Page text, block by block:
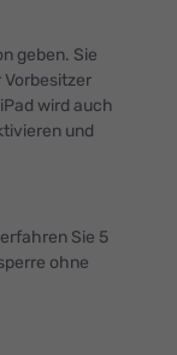
geben. Sie
wird auch
und
Sie 5
ohne